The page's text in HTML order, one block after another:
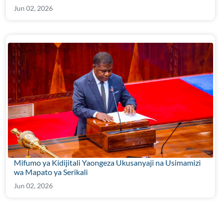
Jun 02, 2026
Mifumo ya Kidijitali Yaongeza Ukusanyaji na Usimamizi
wa Mapato ya Serikali
Jun 02, 2026